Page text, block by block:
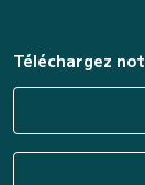
Téléchargez